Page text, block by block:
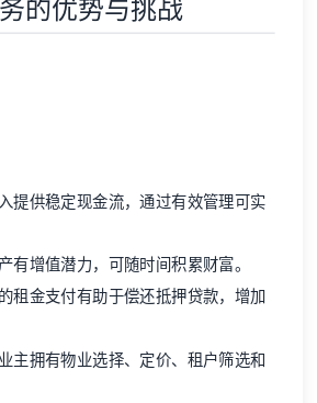
的优势与挑战
供稳定现金流，通过有效管理可实
增值潜力，可随时间积累财富。
租金支付有助于偿还抵押贷款，增加
主拥有物业选择、定价、租户筛选和